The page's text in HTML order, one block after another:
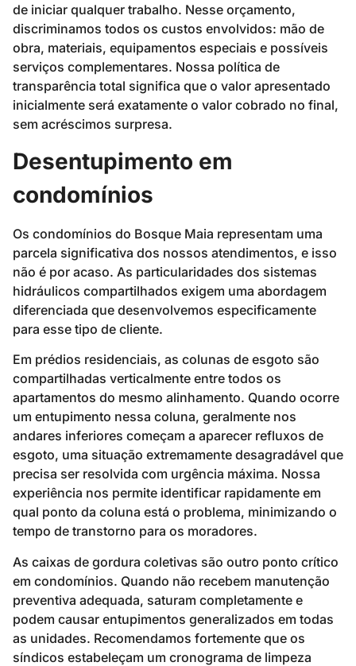
de iniciar qualquer trabalho. Nesse orçamento,
discriminamos todos os custos envolvidos: mão de
obra, materiais, equipamentos especiais e possíveis
serviços complementares. Nossa política de
transparência total significa que o valor apresentado
inicialmente será exatamente o valor cobrado no final,
sem acréscimos surpresa.
Desentupimento em
condomínios
Os condomínios do Bosque Maia representam uma
parcela significativa dos nossos atendimentos, e isso
não é por acaso. As particularidades dos sistemas
hidráulicos compartilhados exigem uma abordagem
diferenciada que desenvolvemos especificamente
para esse tipo de cliente.
Em prédios residenciais, as colunas de esgoto são
compartilhadas verticalmente entre todos os
apartamentos do mesmo alinhamento. Quando ocorre
um entupimento nessa coluna, geralmente nos
andares inferiores começam a aparecer refluxos de
esgoto, uma situação extremamente desagradável que
precisa ser resolvida com urgência máxima. Nossa
experiência nos permite identificar rapidamente em
qual ponto da coluna está o problema, minimizando o
tempo de transtorno para os moradores.
As caixas de gordura coletivas são outro ponto crítico
em condomínios. Quando não recebem manutenção
preventiva adequada, saturam completamente e
podem causar entupimentos generalizados em todas
as unidades. Recomendamos fortemente que os
síndicos estabeleçam um cronograma de limpeza